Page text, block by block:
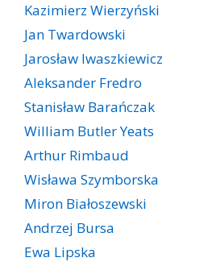
Kazimierz Wierzyński
Jan Twardowski
Jarosław Iwaszkiewicz
Aleksander Fredro
Stanisław Barańczak
William Butler Yeats
Arthur Rimbaud
Wisława Szymborska
Miron Białoszewski
Andrzej Bursa
Ewa Lipska